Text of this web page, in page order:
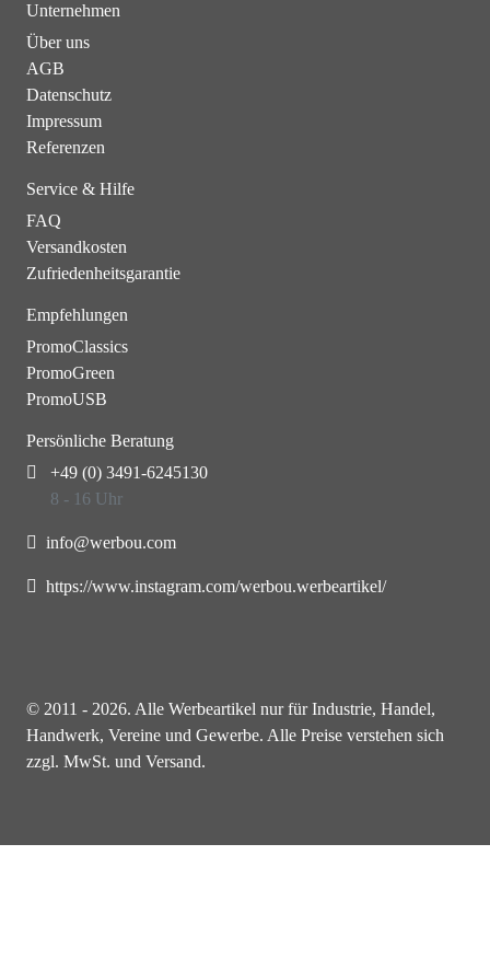
Unternehmen
Über uns
AGB
Datenschutz
Impressum
Referenzen
Service & Hilfe
FAQ
Versandkosten
Zufriedenheitsgarantie
Empfehlungen
PromoClassics
PromoGreen
PromoUSB
Persönliche Beratung
+49 (0) 3491-6245130
8 - 16 Uhr
info@werbou.com
https://www.instagram.com/werbou.werbeartikel/
© 2011 - 2026. Alle Werbeartikel nur für Industrie, Handel,
Handwerk, Vereine und Gewerbe. Alle Preise verstehen sich
zzgl. MwSt. und Versand.